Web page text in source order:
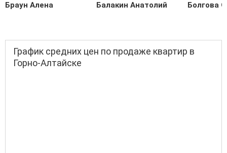
Браун Алена Балакин Анатолий Болгова
График средних цен по продаже квартир в
Горно-Алтайске